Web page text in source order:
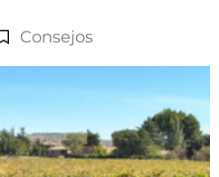
Consejos